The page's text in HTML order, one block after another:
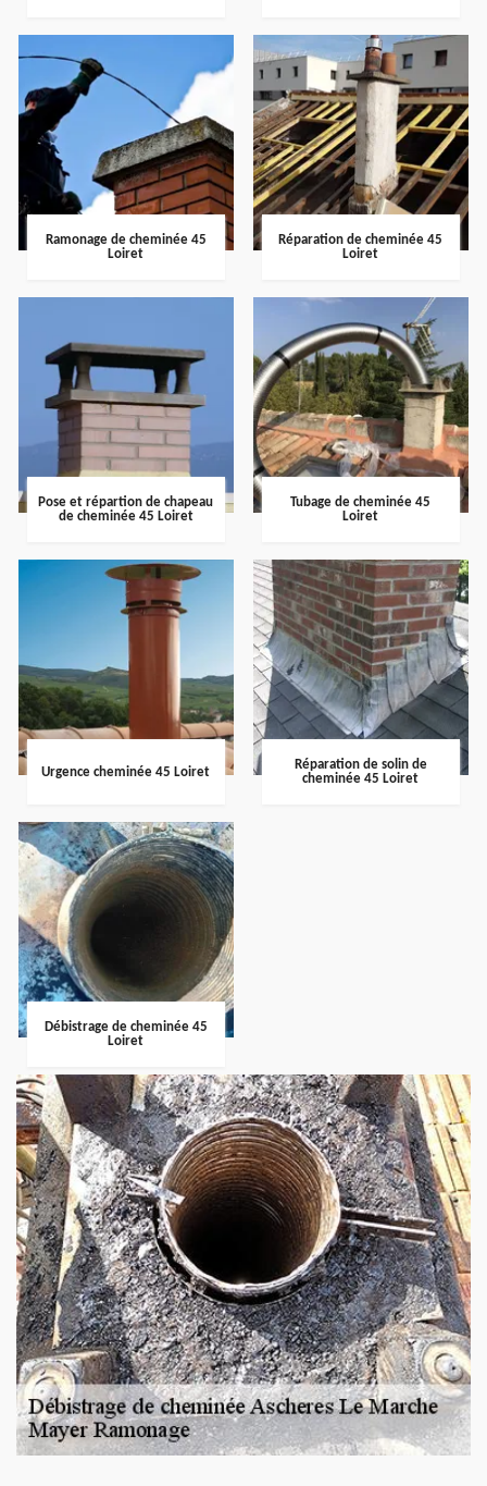
Ramonage de cheminée 45
Loiret
Réparation de cheminée 45
Loiret
Pose et répartion de chapeau
de cheminée 45 Loiret
Tubage de cheminée 45
Loiret
Urgence cheminée 45 Loiret
Réparation de solin de
cheminée 45 Loiret
Débistrage de cheminée 45
Loiret